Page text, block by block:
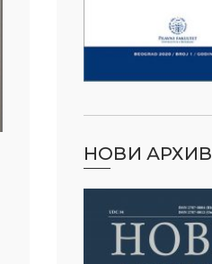
НОВИ АРХИВ